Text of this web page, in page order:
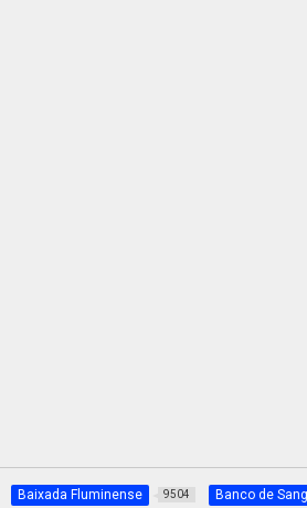
Baixada Fluminense 9504 Banco de